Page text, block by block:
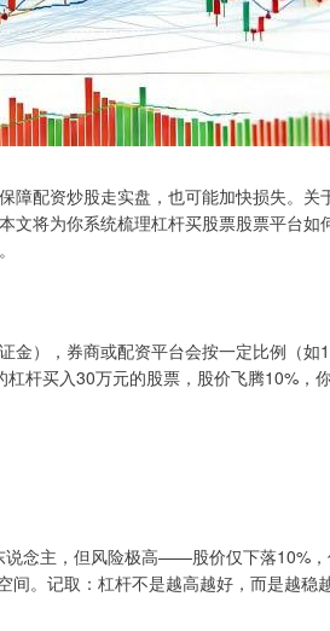
配资炒股走实盘，也可能加快损失。关
文将为你系统梳理杠杆买股票股票平台如
金），券商或配资平台会按一定比例（如
杆买入30万元的股票，股价飞腾10%，
念主，但风险极高——股价仅下落10%
。记取：杠杆不是越高越好，而是越稳越